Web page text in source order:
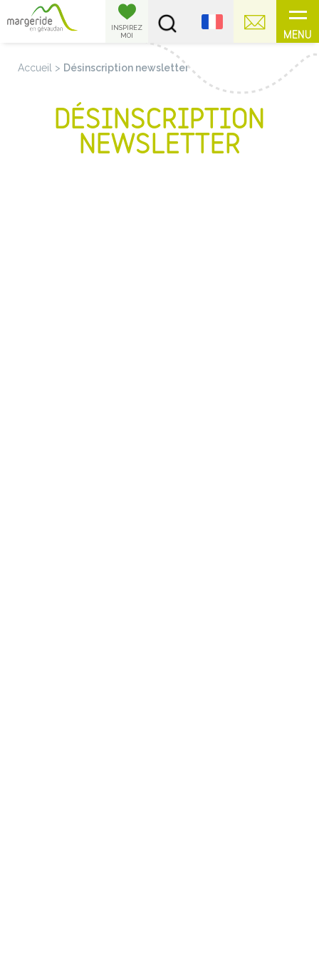
MENU
INSPIREZ
MOI
Accueil > Désinscription newsletter
DÉSINSCRIPTION
NEWSLETTER
Panneau de gestion des cookies